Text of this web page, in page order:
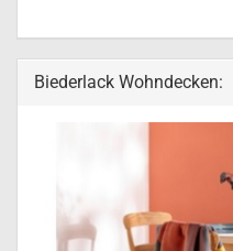
Biederlack Wohndecken: